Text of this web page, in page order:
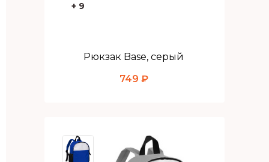
+ 9
Рюкзак Base, серый
749 ₽